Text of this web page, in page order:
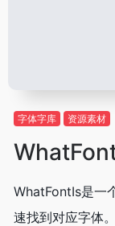
字体字库 资源素材
WhatFontIs是一
速找到对应字体。